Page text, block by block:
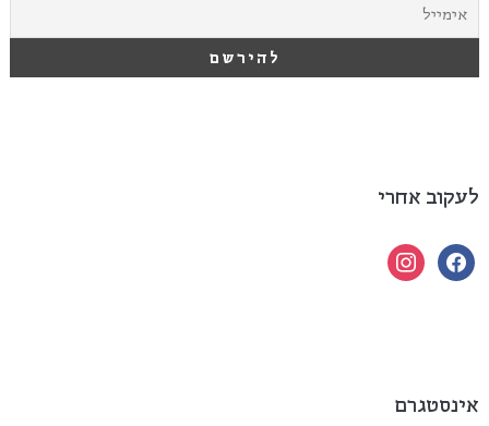
לעקוב אחרי
facebook
instagram
אינסטגרם